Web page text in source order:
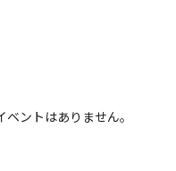
ントはありません。